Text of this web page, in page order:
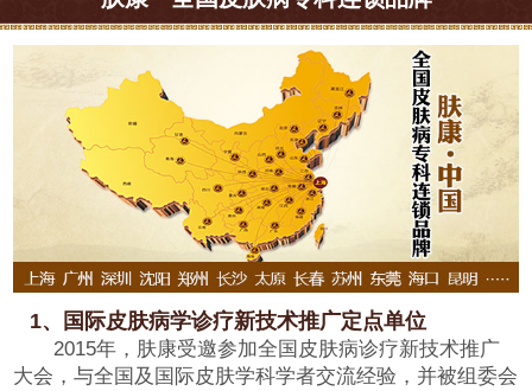
1、国际皮肤病学诊疗新技术推广定点单位
2015年，肤康受邀参加全国皮肤病诊疗新技术推广
大会，与全国及国际皮肤学科学者交流经验，并被组委会